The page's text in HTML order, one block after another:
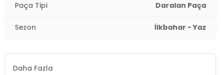
Paça Tipi Daralan Paça
Sezon İlkbahar - Yaz
Daha Fazla